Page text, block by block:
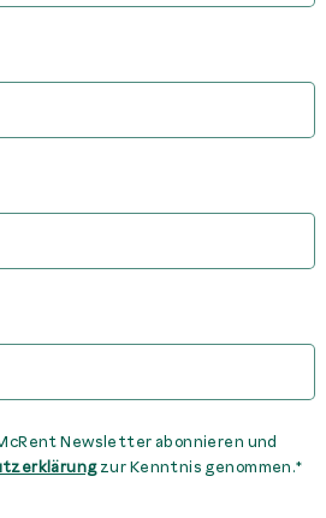
Newsletter abonnieren und
zur Kenntnis genommen.*